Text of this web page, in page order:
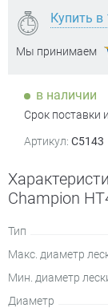
Купить в
Мы принимаем
в наличии
Срок поставки
Артикул: C5143
Champion
Тип
Макс. диаметр
Мин. диаметр
Диаметр